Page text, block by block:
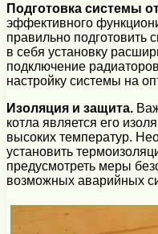
Подготовка системы
эффективного
правильно подготовить
в себя установку
подключение
настройку системы на
Изоляция и защита.
котла является его
высоких температур.
установить
предусмотреть меры
возможных аварийных